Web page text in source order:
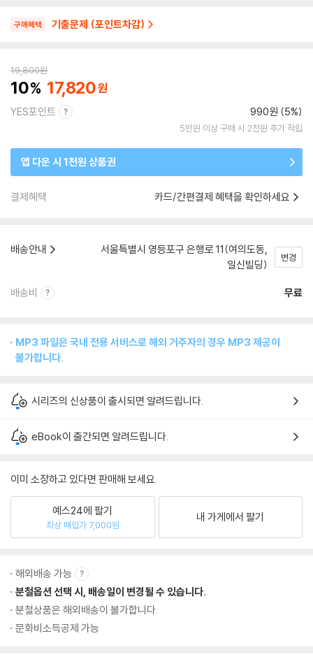
구매혜택 기출문제 (포인트차감)
19,800원
10 17,820
YES포인트 990원 (5%)
5만원 이상 구매 시 2천원 추가 적립
앱 다운 시 1천원 상품권
결제혜택 카드/간편결제 혜택을 확인하세요
배송안내
서울특별시 영등포구 은행로 11(여의도동,
일신빌딩)
변경
배송비 무료
MP3 파일은 국내 전용 서비스로 해외 거주자의 경우 MP3 제공이
불가합니다.
시리즈의 신상품이 출시되면 알려드립니다.
eBook이 출간되면 알려드립니다.
이미 소장하고 있다면 판매해 보세요.
예스24에 팔기
최상 매입가 7,000원
내 가게에서 팔기
해외배송 가능
분철옵션 선택 시, 배송일이 변경될 수 있습니다.
분철상품은 해외배송이 불가합니다.
문화비소득공제 가능